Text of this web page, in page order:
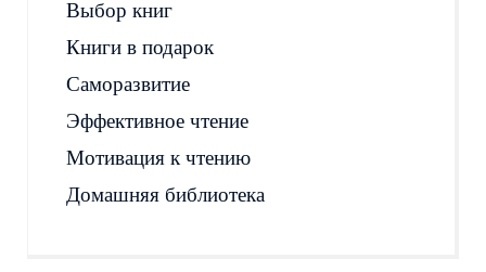
Выбор книг
Книги в подарок
Саморазвитие
Эффективное чтение
Мотивация к чтению
Домашняя библиотека